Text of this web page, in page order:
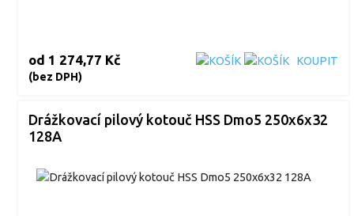
od 1 274,77 Kč
(bez DPH)
KOUPIT
Drážkovací pilový kotouč HSS Dmo5 250x6x32
128A